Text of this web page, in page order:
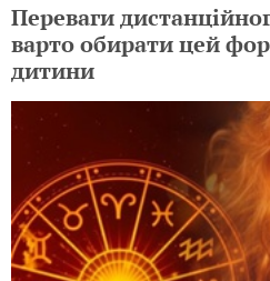
Переваги
варто обирати цей
дитини